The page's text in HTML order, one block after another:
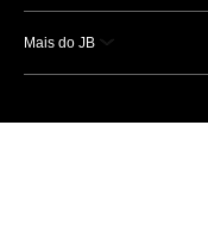
Mais do JB
Esportes